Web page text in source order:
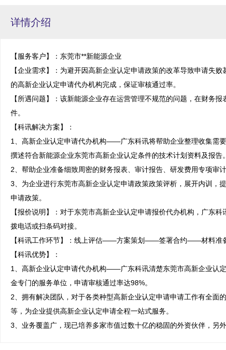
详情介绍
【服务客户】：东莞市**新能源企业
【企业需求】：为避开因高新企业认定申请政策的改革导致申请失
的高新企业认定申请代办机构完成，保证审核通过率。
【所遇问题】：该新能源企业存在运营管理不规范的问题，在财务
件。
【科讯解决方案】：
1、高新企业认定申请代办机构——广东科讯将帮助企业整理收集需
撰述符合新能源企业东莞市高新企业认定条件的技术计划资料及报告
2、帮助企业准备细致周密的财务报表、审计报告、研发费用专项审
3、为企业进行东莞市高新企业认定申请政策政策评析，展开内训，
申请政策。
【报价说明】：对于东莞市高新企业认定申请报价代办机构，广东
拨电话或扫条码对接。
【科讯工作环节】：线上评估——方案策划——签署合约——材料
【科讯优势】：
1、高新企业认定申请代办机构——广东科讯清楚东莞市高新企业认
金专门的服务单位，申请审核通过率达98%。
2、拥有解决团队，对于各类种型高新企业认定申请申请工作有全面
等，为企业提供高新企业认定申请全程一站式服务。
3、业务覆盖广，现已培养多家市值过数十亿的稳固的外资伙伴，另